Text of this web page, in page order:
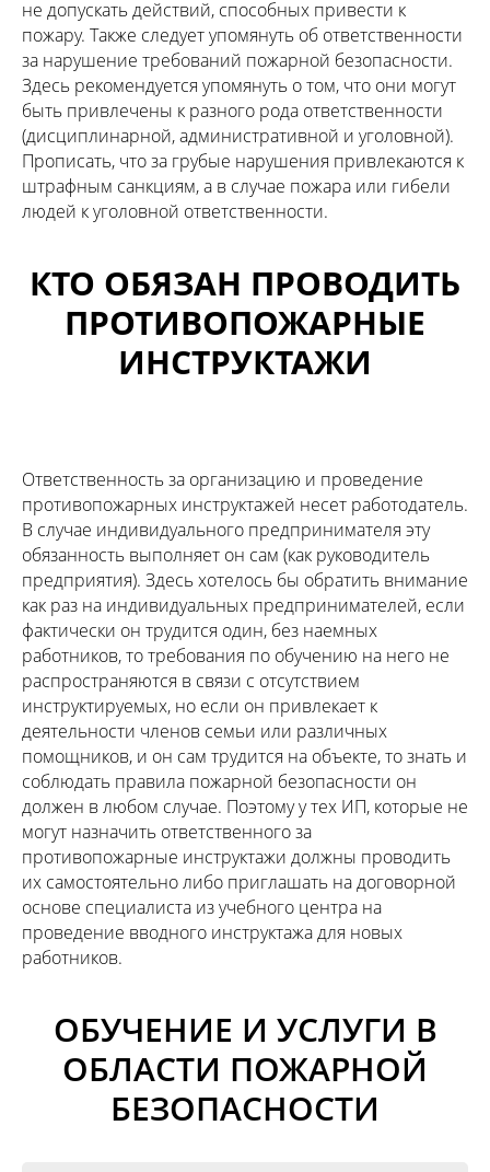
не допускать действий, способных привести к
пожару. Также следует упомянуть об ответственности
за нарушение требований пожарной безопасности.
Здесь рекомендуется упомянуть о том, что они могут
быть привлечены к разного рода ответственности
(дисциплинарной, административной и уголовной).
Прописать, что за грубые нарушения привлекаются к
штрафным санкциям, а в случае пожара или гибели
людей к уголовной ответственности.
КТО ОБЯЗАН ПРОВОДИТЬ
ПРОТИВОПОЖАРНЫЕ
ИНСТРУКТАЖИ
Ответственность за организацию и проведение
противопожарных инструктажей несет работодатель.
В случае индивидуального предпринимателя эту
обязанность выполняет он сам (как руководитель
предприятия). Здесь хотелось бы обратить внимание
как раз на индивидуальных предпринимателей, если
фактически он трудится один, без наемных
работников, то требования по обучению на него не
распространяются в связи с отсутствием
инструктируемых, но если он привлекает к
деятельности членов семьи или различных
помощников, и он сам трудится на объекте, то знать и
соблюдать правила пожарной безопасности он
должен в любом случае. Поэтому у тех ИП, которые не
могут назначить ответственного за
противопожарные инструктажи должны проводить
их самостоятельно либо приглашать на договорной
основе специалиста из учебного центра на
проведение вводного инструктажа для новых
работников.
ОБУЧЕНИЕ И УСЛУГИ В
ОБЛАСТИ ПОЖАРНОЙ
БЕЗОПАСНОСТИ